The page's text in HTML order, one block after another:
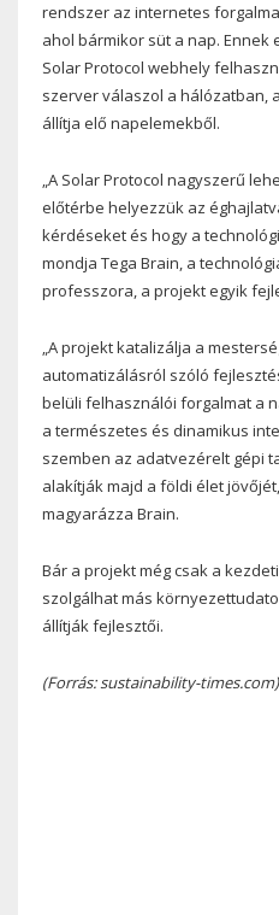
rendszer az internetes
ahol bármikor süt a nap. Ennek
Solar Protocol webhely
szerver válaszol a hálózatban,
állítja elő napelemekből.
„A Solar Protocol nagyszerű
előtérbe helyezzük az
kérdéseket és hogy a
mondja Tega Brain, a
professzora, a projekt egyik
„A projekt katalizálja a
automatizálásról szóló
belüli felhasználói forgalmat a
a természetes és dinamikus
szemben az adatvezérelt gépi
alakítják majd a földi élet
magyarázza Brain.
Bár a projekt még csak a
szolgálhat más
állítják fejlesztői.
(Forrás: sustainability-times.com)